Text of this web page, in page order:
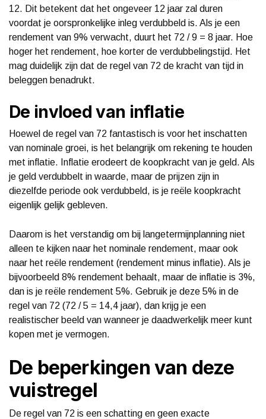
12. Dit betekent dat het ongeveer 12 jaar zal duren
voordat je oorspronkelijke inleg verdubbeld is. Als je een
rendement van 9% verwacht, duurt het 72 / 9 = 8 jaar. Hoe
hoger het rendement, hoe korter de verdubbelingstijd. Het
mag duidelijk zijn dat de regel van 72 de kracht van tijd in
beleggen benadrukt.
De invloed van inflatie
Hoewel de regel van 72 fantastisch is voor het inschatten
van nominale groei, is het belangrijk om rekening te houden
met inflatie. Inflatie erodeert de koopkracht van je geld. Als
je geld verdubbelt in waarde, maar de prijzen zijn in
diezelfde periode ook verdubbeld, is je reële koopkracht
eigenlijk gelijk gebleven.
Daarom is het verstandig om bij langetermijnplanning niet
alleen te kijken naar het nominale rendement, maar ook
naar het reële rendement (rendement minus inflatie). Als je
bijvoorbeeld 8% rendement behaalt, maar de inflatie is 3%,
dan is je reële rendement 5%. Gebruik je deze 5% in de
regel van 72 (72 / 5 = 14,4 jaar), dan krijg je een
realistischer beeld van wanneer je daadwerkelijk meer kunt
kopen met je vermogen.
De beperkingen van deze
vuistregel
De regel van 72 is een schatting en geen exacte